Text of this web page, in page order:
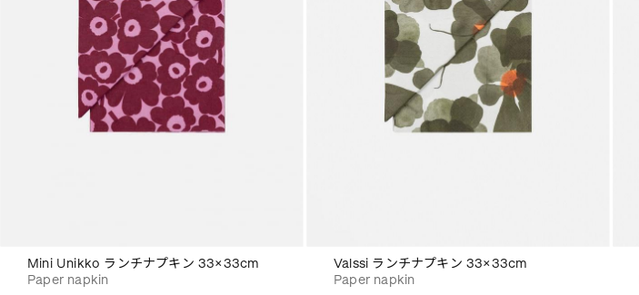
Mini Unikko ランチナプキン 33×33cm
Paper napkin
Valssi ランチナプキン 33×33cm
Paper napkin